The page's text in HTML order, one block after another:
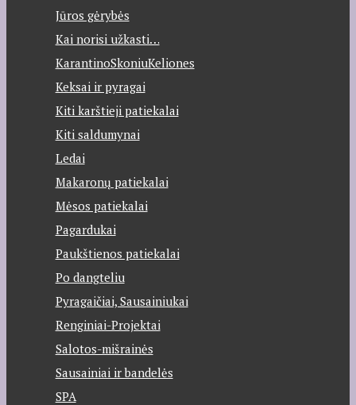
Jūros gėrybės
Kai norisi užkasti…
KarantinoSkoniuKeliones
Keksai ir pyragai
Kiti karštieji patiekalai
Kiti saldumynai
Ledai
Makaronų patiekalai
Mėsos patiekalai
Pagardukai
Paukštienos patiekalai
Po dangteliu
Pyragaičiai, Sausainiukai
Renginiai-Projektai
Salotos-mišrainės
Sausainiai ir bandelės
SPA